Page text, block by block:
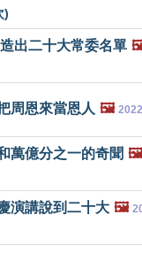
)
出二十大常委名單
周恩來當恩人 🖼️
萬億分之一的奇聞 🖼️
演講說到二十大 🖼️